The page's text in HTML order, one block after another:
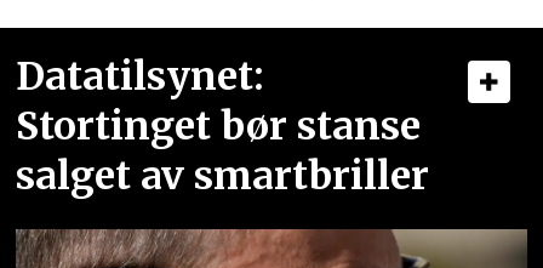
Datatilsynet:
Stortinget bør stanse
salget av smartbriller